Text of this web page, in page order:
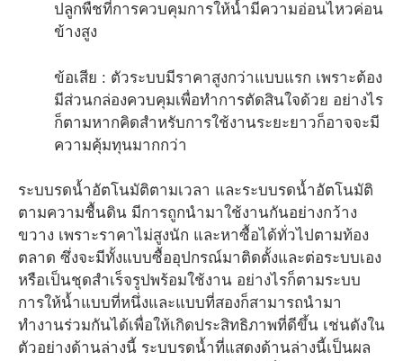
ปลูกพืชที่การควบคุมการให้น้ำมีความอ่อนไหวค่อน
ข้างสูง
ข้อเสีย : ตัวระบบมีราคาสูงกว่าแบบแรก เพราะต้อง
มีส่วนกล่องควบคุมเพื่อทำการตัดสินใจด้วย อย่างไร
ก็ตามหากคิดสำหรับการใช้งานระยะยาวก็อาจจะมี
ความคุ้มทุนมากกว่า
ระบบรดน้ำอัตโนมัติตามเวลา และระบบรดน้ำอัตโนมัติ
ตามความชื้นดิน มีการถูกนำมาใช้งานกันอย่างกว้าง
ขวาง เพราะราคาไม่สูงนัก และหาซื้อได้ทั่วไปตามท้อง
ตลาด ซึ่งจะมีทั้งแบบซื้ออุปกรณ์มาติดตั้งและต่อระบบเอง
หรือเป็นชุดสำเร็จรูปพร้อมใช้งาน อย่างไรก็ตามระบบ
การให้น้ำแบบที่หนึ่งและแบบที่สองก็สามารถนำมา
ทำงานร่วมกันได้เพื่อให้เกิดประสิทธิภาพที่ดีขึ้น เช่นดังใน
ตัวอย่างด้านล่างนี้ ระบบรดน้ำที่แสดงด้านล่างนี้เป็นผล